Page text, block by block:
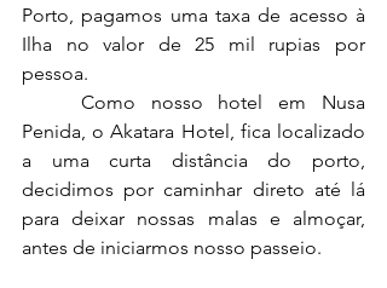
Porto, pagamos uma taxa de acesso à
Ilha no valor de 25 mil rupias por
pessoa.
Penida, o Akatara Hotel, fica localizado
a uma curta distância do porto,
decidimos por caminhar direto até lá
para deixar nossas malas e almoçar,
antes de iniciarmos nosso passeio.